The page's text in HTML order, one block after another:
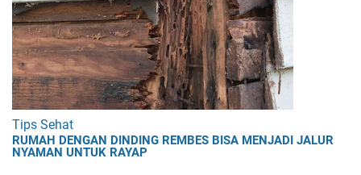
Tips Sehat
RUMAH DENGAN DINDING REMBES BISA MENJADI JALUR
NYAMAN UNTUK RAYAP